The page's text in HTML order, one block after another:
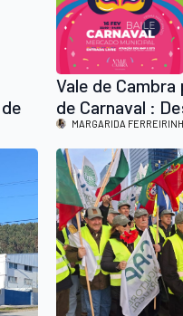
Vale de
de Carnaval :
e Exposição de
MARGARIDA